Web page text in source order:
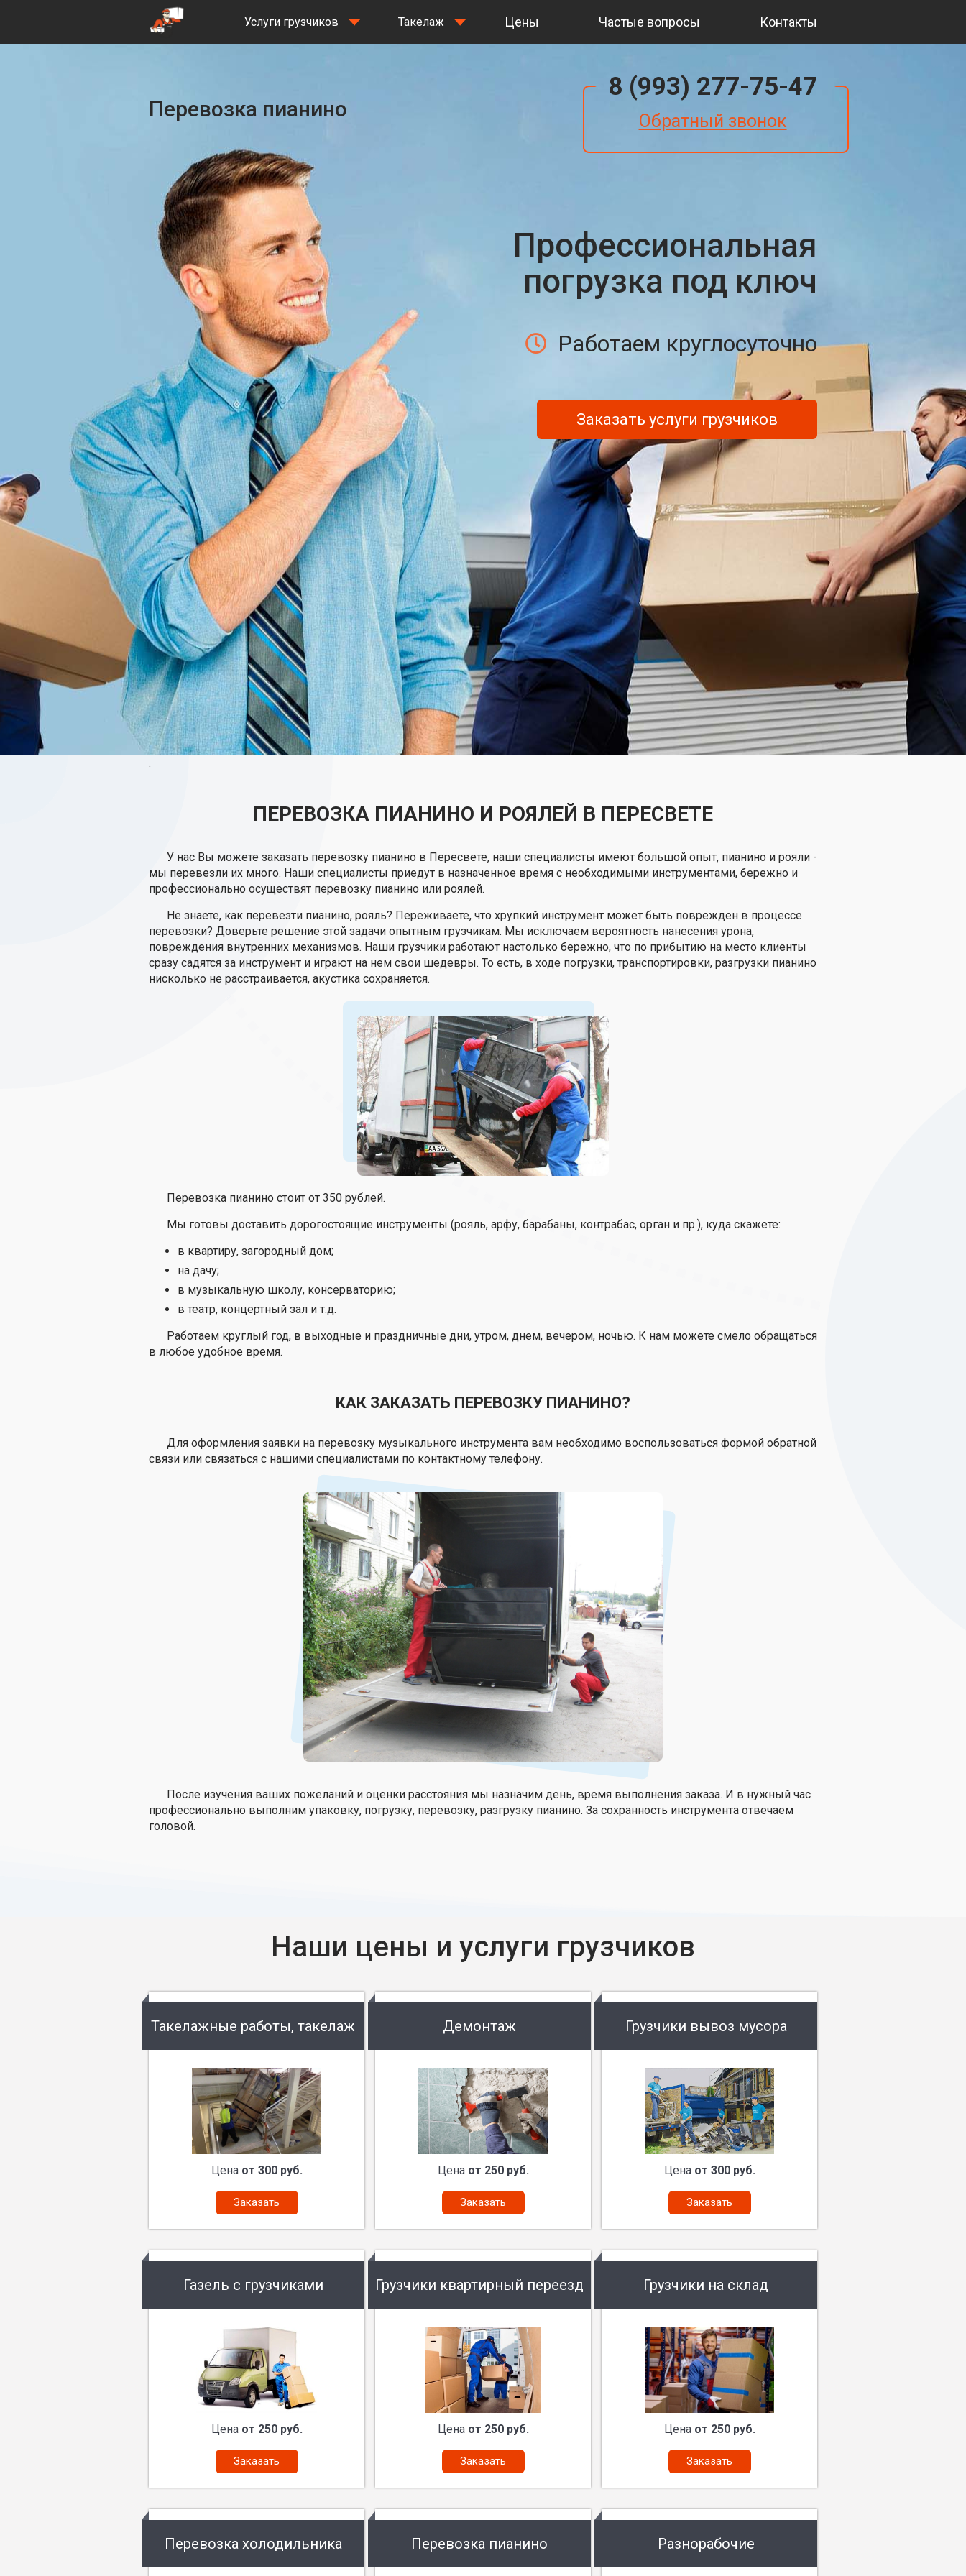
Услуги грузчиков Такелаж Цены Частые вопросы Контакты
Перевозка пианино
8 (993) 277-75-47
Обратный звонок
Профессиональная
погрузка под ключ
Работаем круглосуточно
Заказать услуги грузчиков
.
ПЕРЕВОЗКА ПИАНИНО И РОЯЛЕЙ В ПЕРЕСВЕТЕ
У нас Вы можете заказать перевозку пианино в Пересвете, наши специалисты имеют большой опыт, пианино и рояли -
мы перевезли их много. Наши специалисты приедут в назначенное время с необходимыми инструментами, бережно и
профессионально осуществят перевозку пианино или роялей.
Не знаете, как перевезти пианино, рояль? Переживаете, что хрупкий инструмент может быть поврежден в процессе
перевозки? Доверьте решение этой задачи опытным грузчикам. Мы исключаем вероятность нанесения урона,
повреждения внутренних механизмов. Наши грузчики работают настолько бережно, что по прибытию на место клиенты
сразу садятся за инструмент и играют на нем свои шедевры. То есть, в ходе погрузки, транспортировки, разгрузки пианино
нисколько не расстраивается, акустика сохраняется.
Перевозка пианино стоит от 350 рублей.
Мы готовы доставить дорогостоящие инструменты (рояль, арфу, барабаны, контрабас, орган и пр.), куда скажете:
в квартиру, загородный дом;
на дачу;
в музыкальную школу, консерваторию;
в театр, концертный зал и т.д.
Работаем круглый год, в выходные и праздничные дни, утром, днем, вечером, ночью. К нам можете смело обращаться
в любое удобное время.
КАК ЗАКАЗАТЬ ПЕРЕВОЗКУ ПИАНИНО?
Для оформления заявки на перевозку музыкального инструмента вам необходимо воспользоваться формой обратной
связи или связаться с нашими специалистами по контактному телефону.
После изучения ваших пожеланий и оценки расстояния мы назначим день, время выполнения заказа. И в нужный час
профессионально выполним упаковку, погрузку, перевозку, разгрузку пианино. За сохранность инструмента отвечаем
головой.
Наши цены и услуги грузчиков
Такелажные работы, такелаж
Цена от 300 руб.
Заказать
Демонтаж
Цена от 250 руб.
Заказать
Грузчики вывоз мусора
Цена от 300 руб.
Заказать
Газель с грузчиками
Цена от 250 руб.
Заказать
Грузчики квартирный переезд
Цена от 250 руб.
Заказать
Грузчики на склад
Цена от 250 руб.
Заказать
Перевозка холодильника Перевозка пианино Разнорабочие